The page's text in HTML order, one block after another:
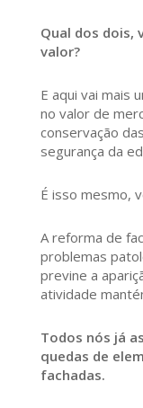
Qual dos dois,
valor?
E aqui vai mais
no valor de
conservação
segurança da
É isso mesmo,
A reforma de
problemas
previne a
atividade
Todos nós já
quedas de
fachadas.